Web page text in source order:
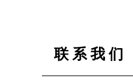
联 系 我 们
——————————